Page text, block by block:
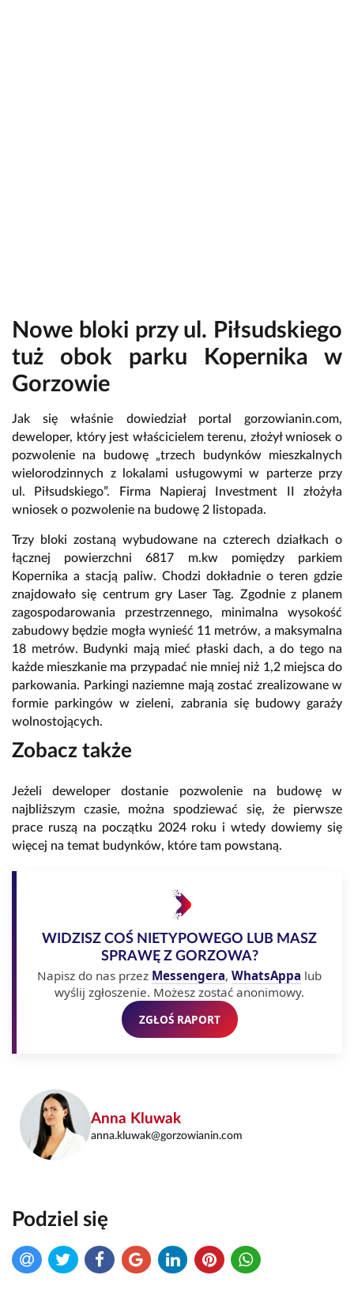
Nowe bloki przy ul. Piłsudskiego
tuż obok parku Kopernika w
Gorzowie
Jak się właśnie dowiedział portal gorzowianin.com,
deweloper, który jest właścicielem terenu, złożył wniosek o
pozwolenie na budowę „trzech budynków mieszkalnych
wielorodzinnych z lokalami usługowymi w parterze przy
ul. Piłsudskiego”. Firma Napieraj Investment II złożyła
wniosek o pozwolenie na budowę 2 listopada.
Trzy bloki zostaną wybudowane na czterech działkach o
łącznej powierzchni 6817 m.kw pomiędzy parkiem
Kopernika a stacją paliw. Chodzi dokładnie o teren gdzie
znajdowało się centrum gry Laser Tag. Zgodnie z planem
zagospodarowania przestrzennego, minimalna wysokość
zabudowy będzie mogła wynieść 11 metrów, a maksymalna
18 metrów. Budynki mają mieć płaski dach, a do tego na
każde mieszkanie ma przypadać nie mniej niż 1,2 miejsca do
parkowania. Parkingi naziemne mają zostać zrealizowane w
formie parkingów w zieleni, zabrania się budowy garaży
wolnostojących.
Zobacz także
Jeżeli deweloper dostanie pozwolenie na budowę w
najbliższym czasie, można spodziewać się, że pierwsze
prace ruszą na początku 2024 roku i wtedy dowiemy się
więcej na temat budynków, które tam powstaną.
WIDZISZ COŚ NIETYPOWEGO LUB MASZ
SPRAWĘ Z GORZOWA?
Napisz do nas przez Messengera, WhatsAppa lub
wyślij zgłoszenie. Możesz zostać anonimowy.
ZGŁOŚ RAPORT
Anna Kluwak
anna.kluwak@gorzowianin.com
Podziel się